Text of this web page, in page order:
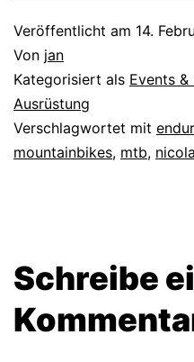
Veröffentlicht am 14.
Von jan
Kategorisiert als Events &
Ausrüstung
Verschlagwortet mit
mountainbikes, mtb,
Schreibe